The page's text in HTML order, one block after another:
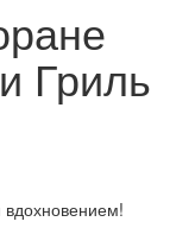
Гриль